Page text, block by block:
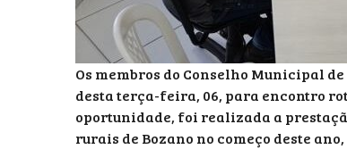
Os membros do Conselho Municipal
desta terça-feira, 06, para encontro
oportunidade, foi realizada a
rurais de Bozano no começo deste